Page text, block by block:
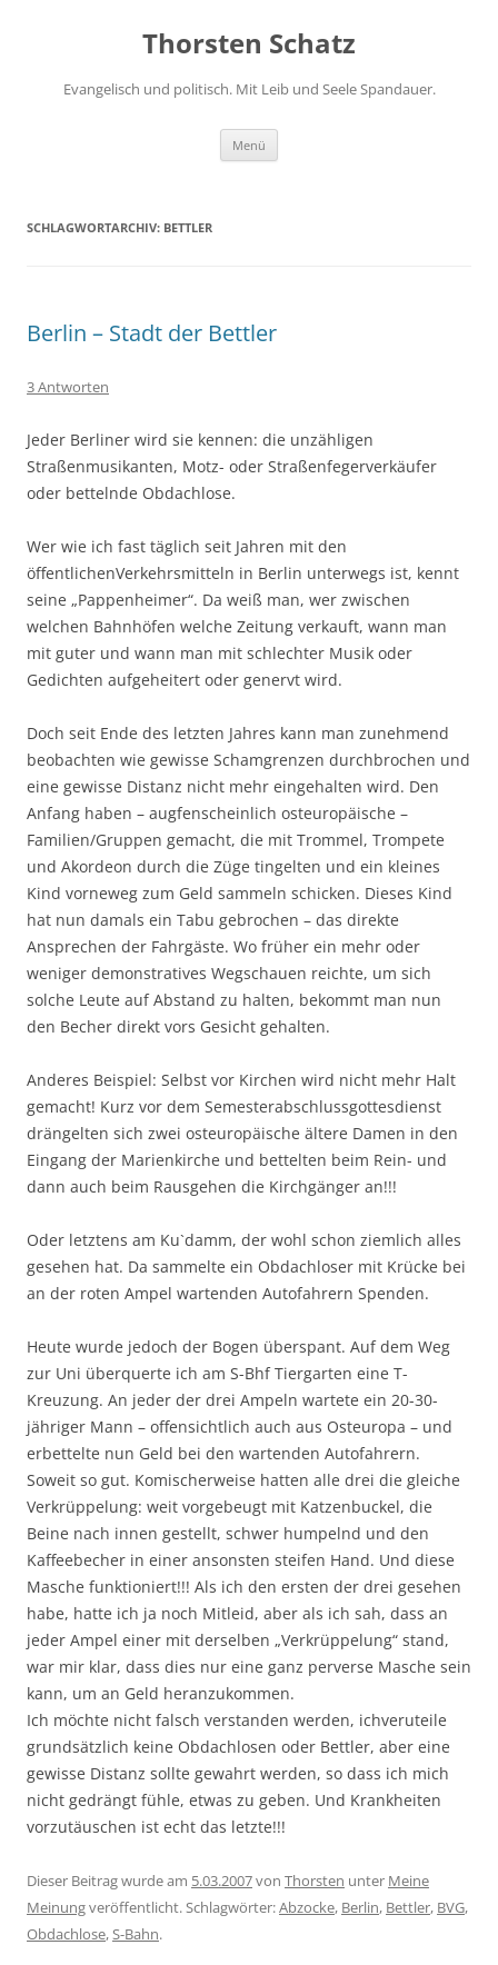
Thorsten Schatz
Evangelisch und politisch. Mit Leib und Seele Spandauer.
Menü
SCHLAGWORTARCHIV: BETTLER
Berlin – Stadt der Bettler
3 Antworten
Jeder Berliner wird sie kennen: die unzähligen
Straßenmusikanten, Motz- oder Straßenfegerverkäufer
oder bettelnde Obdachlose.
Wer wie ich fast täglich seit Jahren mit den
öffentlichenVerkehrsmitteln in Berlin unterwegs ist, kennt
seine „Pappenheimer“. Da weiß man, wer zwischen
welchen Bahnhöfen welche Zeitung verkauft, wann man
mit guter und wann man mit schlechter Musik oder
Gedichten aufgeheitert oder genervt wird.
Doch seit Ende des letzten Jahres kann man zunehmend
beobachten wie gewisse Schamgrenzen durchbrochen und
eine gewisse Distanz nicht mehr eingehalten wird. Den
Anfang haben – augfenscheinlich osteuropäische –
Familien/Gruppen gemacht, die mit Trommel, Trompete
und Akordeon durch die Züge tingelten und ein kleines
Kind vorneweg zum Geld sammeln schicken. Dieses Kind
hat nun damals ein Tabu gebrochen – das direkte
Ansprechen der Fahrgäste. Wo früher ein mehr oder
weniger demonstratives Wegschauen reichte, um sich
solche Leute auf Abstand zu halten, bekommt man nun
den Becher direkt vors Gesicht gehalten.
Anderes Beispiel: Selbst vor Kirchen wird nicht mehr Halt
gemacht! Kurz vor dem Semesterabschlussgottesdienst
drängelten sich zwei osteuropäische ältere Damen in den
Eingang der Marienkirche und bettelten beim Rein- und
dann auch beim Rausgehen die Kirchgänger an!!!
Oder letztens am Ku`damm, der wohl schon ziemlich alles
gesehen hat. Da sammelte ein Obdachloser mit Krücke bei
an der roten Ampel wartenden Autofahrern Spenden.
Heute wurde jedoch der Bogen überspant. Auf dem Weg
zur Uni überquerte ich am S-Bhf Tiergarten eine T-
Kreuzung. An jeder der drei Ampeln wartete ein 20-30-
jähriger Mann – offensichtlich auch aus Osteuropa – und
erbettelte nun Geld bei den wartenden Autofahrern.
Soweit so gut. Komischerweise hatten alle drei die gleiche
Verkrüppelung: weit vorgebeugt mit Katzenbuckel, die
Beine nach innen gestellt, schwer humpelnd und den
Kaffeebecher in einer ansonsten steifen Hand. Und diese
Masche funktioniert!!! Als ich den ersten der drei gesehen
habe, hatte ich ja noch Mitleid, aber als ich sah, dass an
jeder Ampel einer mit derselben „Verkrüppelung“ stand,
war mir klar, dass dies nur eine ganz perverse Masche sein
kann, um an Geld heranzukommen.
Ich möchte nicht falsch verstanden werden, ichveruteile
grundsätzlich keine Obdachlosen oder Bettler, aber eine
gewisse Distanz sollte gewahrt werden, so dass ich mich
nicht gedrängt fühle, etwas zu geben. Und Krankheiten
vorzutäuschen ist echt das letzte!!!
Dieser Beitrag wurde am 5.03.2007von Thorsten unter Meine
Meinungveröffentlicht. Schlagwörter:Abzocke, Berlin, Bettler, BVG,
Obdachlose,S-Bahn.